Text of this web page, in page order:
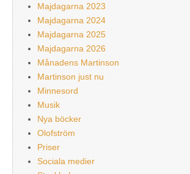
Majdagarna 2023
Majdagarna 2024
Majdagarna 2025
Majdagarna 2026
Månadens Martinson
Martinson just nu
Minnesord
Musik
Nya böcker
Olofström
Priser
Sociala medier